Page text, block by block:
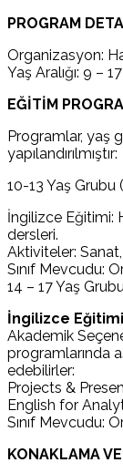
PROGRAM
Organizasyon:
Yaş Aralığı: 9 –
EĞİTİM
Programlar, yaş
yapılandırılmıştır:
10-13 Yaş Grubu
İngilizce Eğitimi:
dersleri.
Aktiviteler:
Sınıf Mevcudu:
14 – 17 Yaş
İngilizce
Akademik
programlarında
edebilirler:
Projects &
English for
Sınıf Mevcudu:
KONAKLAMA